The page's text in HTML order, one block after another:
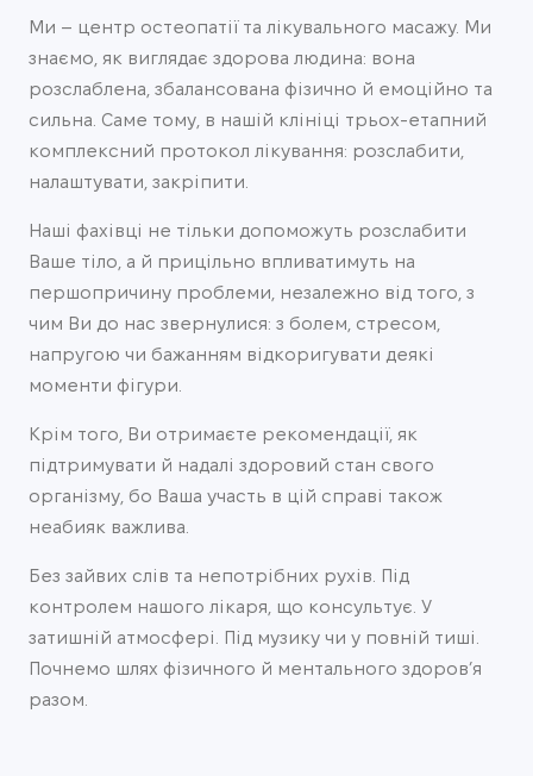
Ми – центр остеопатії та лікувального масажу. Ми
знаємо, як виглядає здорова людина: вона
розслаблена, збалансована фізично й емоційно та
сильна. Саме тому, в нашій клініці трьох-етапний
комплексний протокол лікування: розслабити,
налаштувати, закріпити.
Наші фахівці не тільки допоможуть розслабити
Ваше тіло, а й прицільно впливатимуть на
першопричину проблеми, незалежно від того, з
чим Ви до нас звернулися: з болем, стресом,
напругою чи бажанням відкоригувати деякі
моменти фігури.
Крім того, Ви отримаєте рекомендації, як
підтримувати й надалі здоровий стан свого
організму, бо Ваша участь в цій справі також
неабияк важлива.
Без зайвих слів та непотрібних рухів. Під
контролем нашого лікаря, що консультує. У
затишній атмосфері. Під музику чи у повній тиші.
Почнемо шлях фізичного й ментального здоров’я
разом.